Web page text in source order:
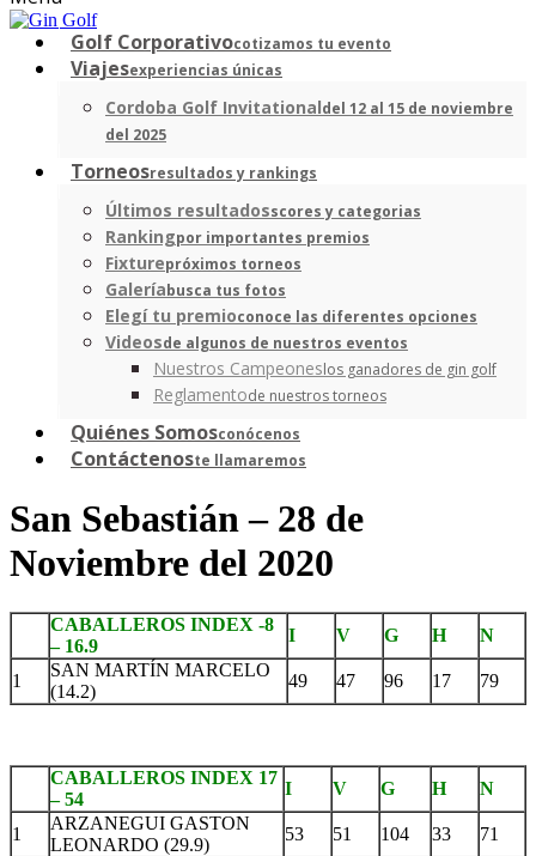
Golf Corporativocotizamos tu evento
Viajesexperiencias únicas
Cordoba Golf Invitationaldel 12 al 15 de noviembre
del 2025
Torneosresultados y rankings
Últimos resultadosscores y categorias
Rankingpor importantes premios
Fixturepróximos torneos
Galeríabusca tus fotos
Elegí tu premioconoce las diferentes opciones
Videosde algunos de nuestros eventos
Nuestros Campeoneslos ganadores de gin golf
Reglamentode nuestros torneos
Quiénes Somosconócenos
Contáctenoste llamaremos
San Sebastián – 28 de
Noviembre del 2020
CABALLEROS INDEX -8
– 16.9
I V G H N
1
SAN MARTÍN MARCELO
(14.2)
49 47 96 17 79
CABALLEROS INDEX 17
– 54
I V G H N
1
ARZANEGUI GASTON
LEONARDO (29.9)
53 51 104 33 71